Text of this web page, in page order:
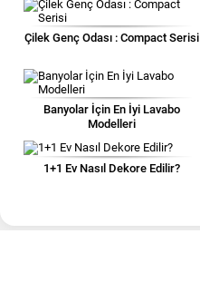
Çilek Genç Odası : Compact Serisi
Banyolar İçin En İyi Lavabo
Modelleri
1+1 Ev Nasıl Dekore Edilir?